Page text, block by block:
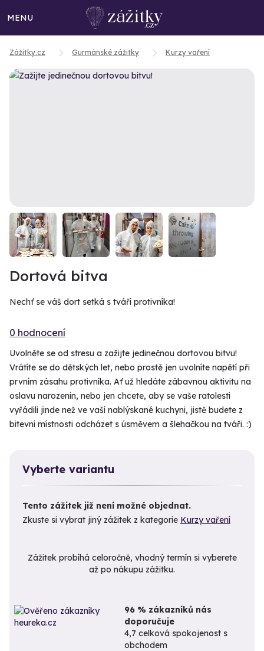
MENU
Zážitky.cz Gurmánské zážitky Kurzy vaření
Dortová bitva
Nechť se váš dort setká s tváří protivníka!
0 hodnocení
Uvolněte se od stresu a zažijte jedinečnou dortovou bitvu!
Vrátíte se do dětských let, nebo prostě jen uvolníte napětí při
prvním zásahu protivníka. Ať už hledáte zábavnou aktivitu na
oslavu narozenin, nebo jen chcete, aby se vaše ratolesti
vyřádili jinde než ve vaší nablýskané kuchyni, jistě budete z
bitevní místnosti odcházet s úsměvem a šlehačkou na tváři. :)
Vyberte variantu
Tento zážitek již není možné objednat.
Zkuste si vybrat jiný zážitek z kategorie Kurzy vaření
Zážitek probíhá celoročně, vhodný termín si vyberete
až po nákupu zážitku.
96 % zákazníků nás
doporučuje
4,7 celková spokojenost s
obchodem